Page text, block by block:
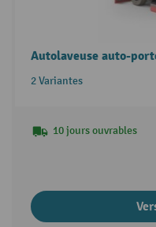
Autolaveuse auto-
2 Variantes
10 jours ouvrables